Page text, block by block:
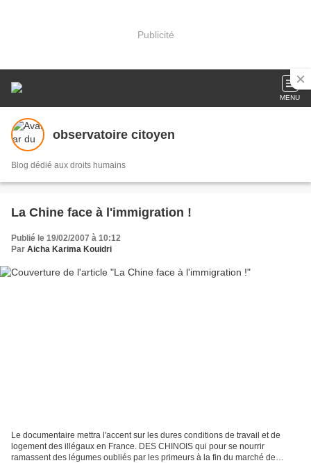
Publicité
MENU
observatoire citoyen
Blog dédié aux droits humains
La Chine face à l'immigration !
Publié le 19/02/2007 à 10:12
Par Aicha Karima Kouidri
Le documentaire mettra l'accent sur les dures conditions de travail et de
logement des illégaux en France. DES CHINOIS qui pour se nourrir
ramassent des légumes oubliés par les primeurs à la fin du marché de